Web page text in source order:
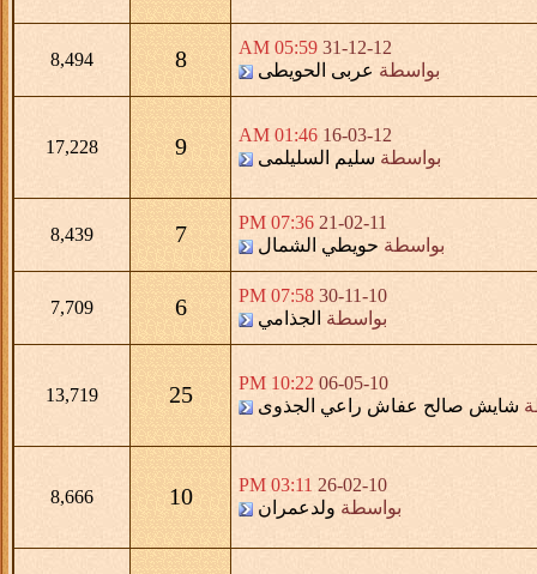
31-12-12
05:59 AM
بواسطة عربى الحويطى 8
8,494
16-03-12
01:46 AM
بواسطة سليم السليلمى 9
17,228
21-02-11
07:36 PM
بواسطة حويطي الشمال 7
8,439
30-11-10
07:58 PM
بواسطة الجذامي 6
7,709
06-05-10
10:22 PM
شايش صالح عفاش راعي الجذوى 25
13,719
26-02-10
03:11 PM
بواسطة ولدعمران 10
8,666